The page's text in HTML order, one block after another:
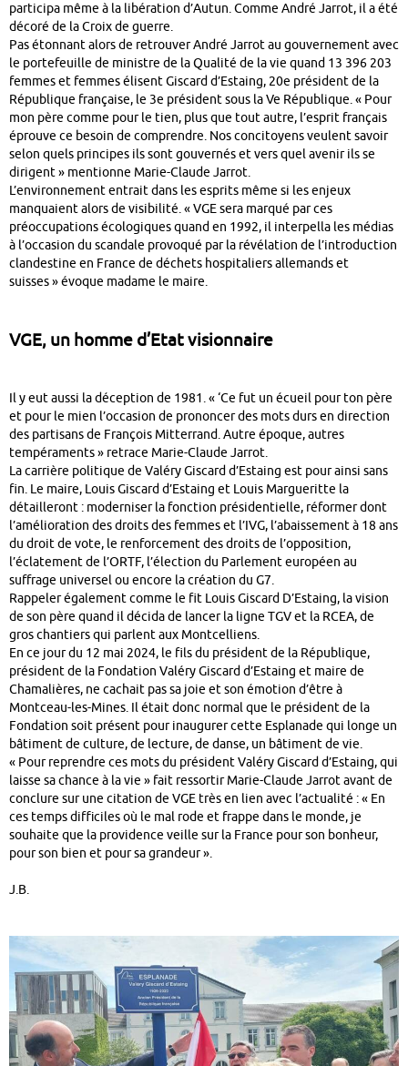
participa même à la libération d’Autun. Comme André Jarrot, il a été
décoré de la Croix de guerre.
Pas étonnant alors de retrouver André Jarrot au gouvernement avec
le portefeuille de ministre de la Qualité de la vie quand 13 396 203
femmes et femmes élisent Giscard d’Estaing, 20e président de la
République française, le 3e président sous la Ve République. « Pour
mon père comme pour le tien, plus que tout autre, l’esprit français
éprouve ce besoin de comprendre. Nos concitoyens veulent savoir
selon quels principes ils sont gouvernés et vers quel avenir ils se
dirigent » mentionne Marie-Claude Jarrot.
L’environnement entrait dans les esprits même si les enjeux
manquaient alors de visibilité. « VGE sera marqué par ces
préoccupations écologiques quand en 1992, il interpella les médias
à l’occasion du scandale provoqué par la révélation de l’introduction
clandestine en France de déchets hospitaliers allemands et
suisses » évoque madame le maire.
VGE, un homme d’Etat visionnaire
Il y eut aussi la déception de 1981. « ‘Ce fut un écueil pour ton père
et pour le mien l’occasion de prononcer des mots durs en direction
des partisans de François Mitterrand. Autre époque, autres
tempéraments » retrace Marie-Claude Jarrot.
La carrière politique de Valéry Giscard d’Estaing est pour ainsi sans
fin. Le maire, Louis Giscard d’Estaing et Louis Margueritte la
détailleront : moderniser la fonction présidentielle, réformer dont
l’amélioration des droits des femmes et l’IVG, l’abaissement à 18 ans
du droit de vote, le renforcement des droits de l’opposition,
l’éclatement de l’ORTF, l’élection du Parlement européen au
suffrage universel ou encore la création du G7.
Rappeler également comme le fit Louis Giscard D’Estaing, la vision
de son père quand il décida de lancer la ligne TGV et la RCEA, de
gros chantiers qui parlent aux Montcelliens.
En ce jour du 12 mai 2024, le fils du président de la République,
président de la Fondation Valéry Giscard d’Estaing et maire de
Chamalières, ne cachait pas sa joie et son émotion d’être à
Montceau-les-Mines. Il était donc normal que le président de la
Fondation soit présent pour inaugurer cette Esplanade qui longe un
bâtiment de culture, de lecture, de danse, un bâtiment de vie.
« Pour reprendre ces mots du président Valéry Giscard d’Estaing, qui
laisse sa chance à la vie » fait ressortir Marie-Claude Jarrot avant de
conclure sur une citation de VGE très en lien avec l’actualité : « En
ces temps difficiles où le mal rode et frappe dans le monde, je
souhaite que la providence veille sur la France pour son bonheur,
pour son bien et pour sa grandeur ».
J.B.